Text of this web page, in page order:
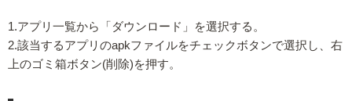
1.アプリ一覧から「ダウンロード」を選択する。
2.該当するアプリのapkファイルをチェックボタンで選択し、右
上のゴミ箱ボタン(削除)を押す。